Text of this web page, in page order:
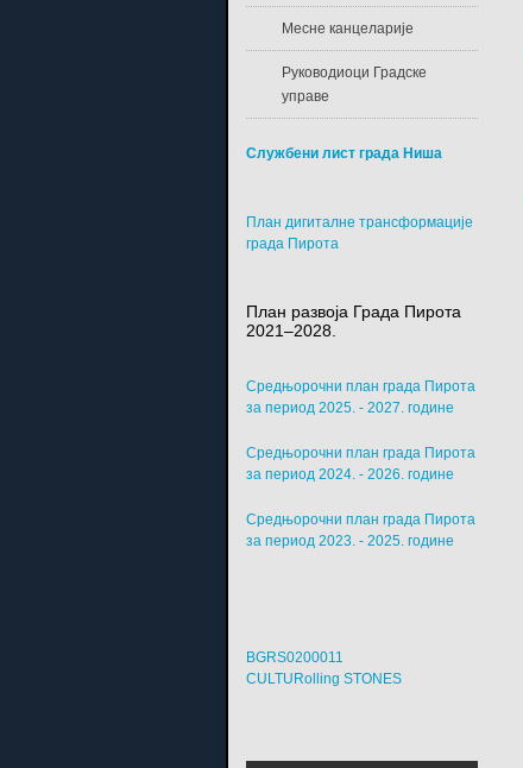
Месне канцеларије
Руководиоци Градске
управе
Службени лист града Ниша
План дигиталне трансформације
града Пирота
План развоја Града Пирота
2021–2028.
Средњорочни план града Пирота
за период 2025. - 2027. године
Средњорочни план града Пирота
за период 2024. - 2026. године
Средњорочни план града Пирота
за период 2023. - 2025. године
BGRS0200011
CULTURolling STONES